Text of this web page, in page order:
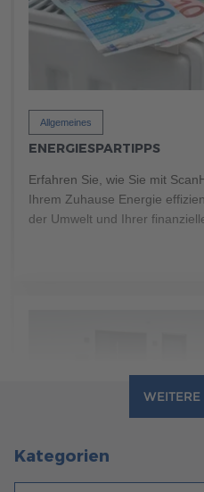
Allgemeines
ENERGIESPARTIPPS
Erfahren Sie, wie Sie mit
Ihrem Zuhause Energie
der Umwelt und Ihrer
Kategorien